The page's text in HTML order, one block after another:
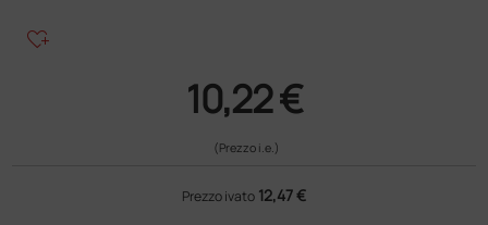
heart_plus
10,22 €
(Prezzo i.e.)
Prezzo ivato 12,47 €